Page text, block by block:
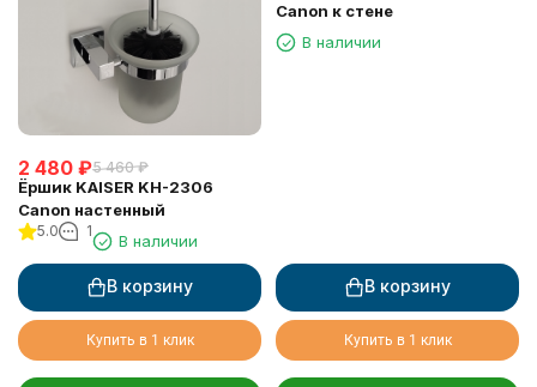
2 480 ₽5 460 ₽
Ёршик KAISER KH-2306
Canon настенный
5.0 1
В наличии
В корзину
Купить в 1 клик
Canon к стене
В наличии
В корзину
Купить в 1 клик